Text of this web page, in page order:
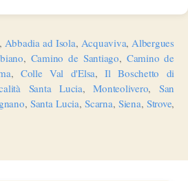
, Abbadia ad Isola, Acquaviva, Albergues
, Camino de Santiago, Camino de
, Colle Val d'Elsa,Il Boschetto di
Santa Lucia,Monteolivero, San
, Santa Lucia,Scarna, Siena, Strove,